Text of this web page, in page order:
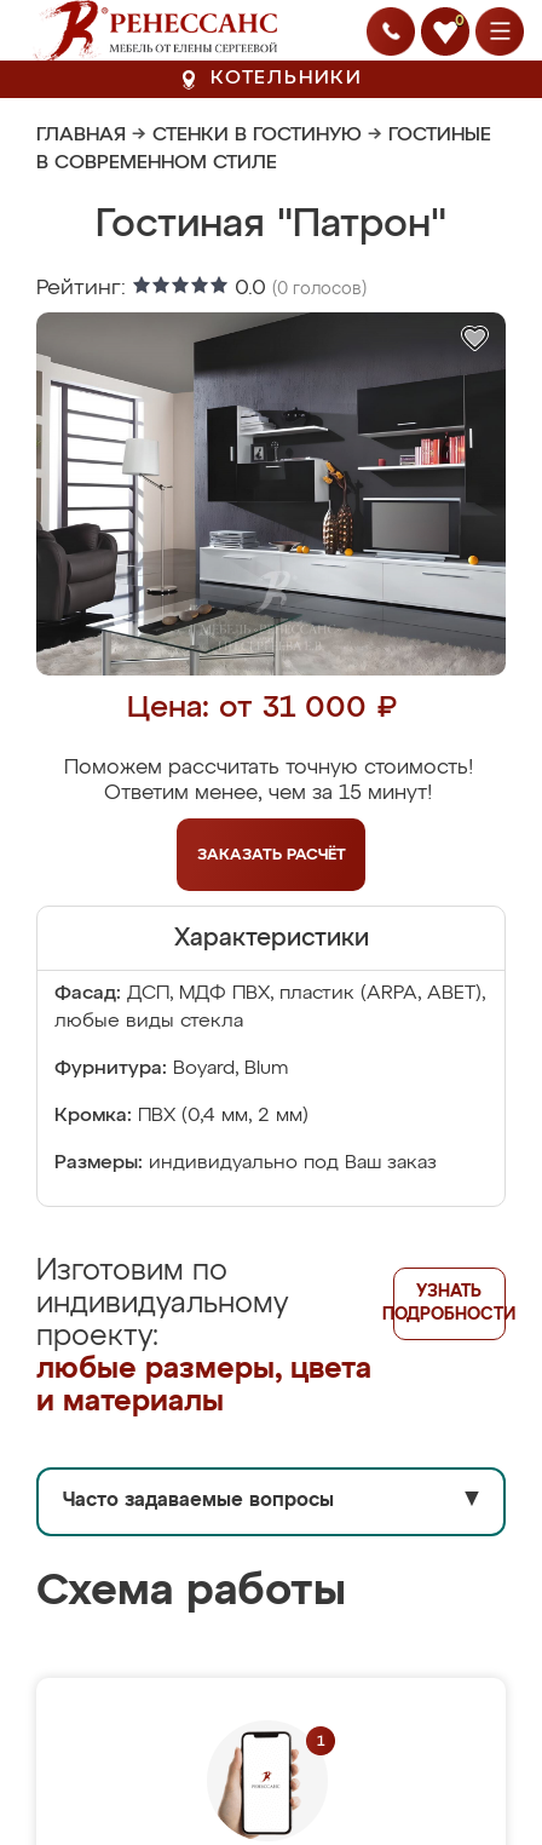
0
КОТЕЛЬНИКИ
ГЛАВНАЯ → СТЕНКИ В ГОСТИНУЮ → ГОСТИНЫЕ
В СОВРЕМЕННОМ СТИЛЕ
Гостиная "Патрон"
Рейтинг: 0.0 (0 голосов)
Цена: от 31 000 ₽
Поможем рассчитать точную стоимость!
Ответим менее, чем за 15 минут!
ЗАКАЗАТЬ РАСЧЁТ
Характеристики
Фасад: ДСП, МДФ ПВХ, пластик (ARPA, ABET),
любые виды стекла
Фурнитура: Boyard, Blum
Кромка: ПВХ (0,4 мм, 2 мм)
Размеры: индивидуально под Ваш заказ
Изготовим по
индивидуальному
проекту:
любые размеры, цвета
и материалы
УЗНАТЬ
ПОДРОБНОСТИ
Часто задаваемые вопросы ▼
Схема работы